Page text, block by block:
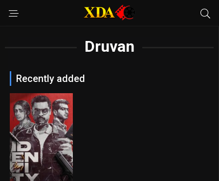
Druvan
Recently added